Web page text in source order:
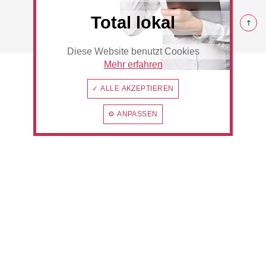
Beauty & Wellness Auto
Handwerk Sport & Freizeit
© 2026 Rommerskirchen
Total lokal
Diese Website benutzt Cookies
Mehr erfahren
✓ ALLE AKZEPTIEREN
⚙ ANPASSEN